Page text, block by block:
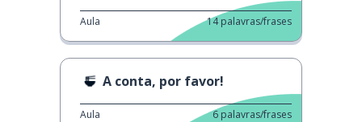
Aula 14 palavras/frases
A conta, por favor!
Aula 6 palavras/frases